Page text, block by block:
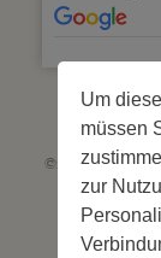
Um
müssen
zur
©2026 Les
étoiles